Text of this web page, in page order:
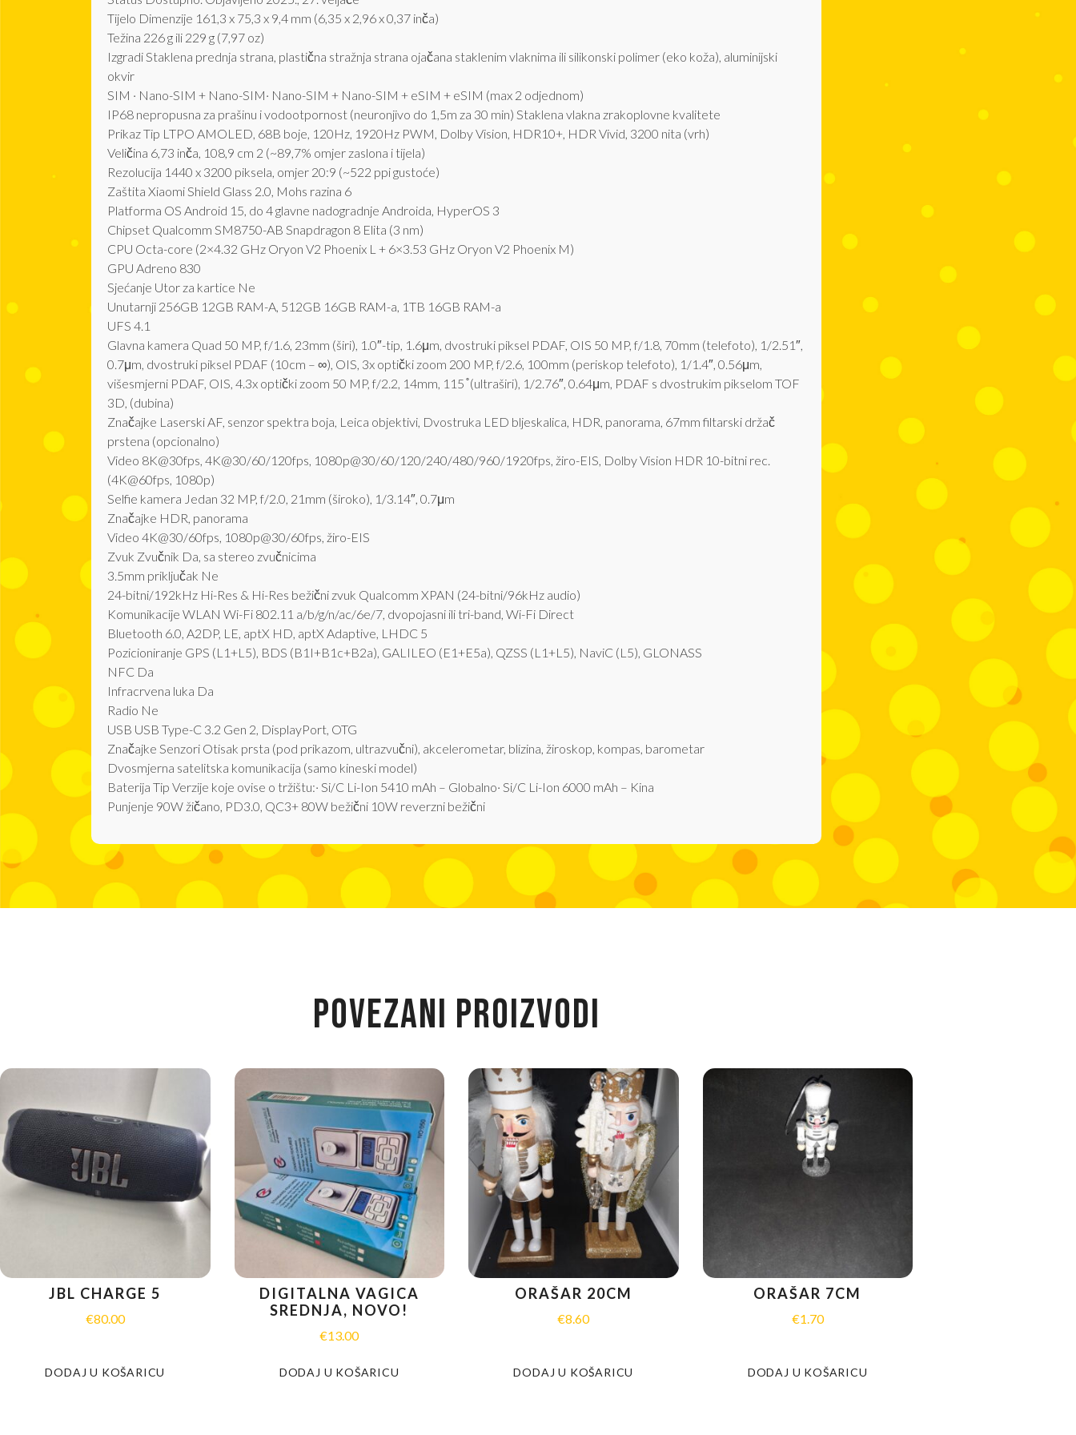
Tijelo Dimenzije 161,3 x 75,3 x 9,4 mm (6,35 x 2,96 x 0,37 inča)
Težina 226 g ili 229 g (7,97 oz)
Izgradi Staklena prednja strana, plastična stražnja strana ojačana staklenim vlaknima ili silikonski polimer (eko koža), aluminijski
okvir
SIM · Nano-SIM + Nano-SIM· Nano-SIM + Nano-SIM + eSIM + eSIM (max 2 odjednom)
IP68 nepropusna za prašinu i vodootpornost (neuronjivo do 1,5m za 30 min) Staklena vlakna zrakoplovne kvalitete
Prikaz Tip LTPO AMOLED, 68B boje, 120Hz, 1920Hz PWM, Dolby Vision, HDR10+, HDR Vivid, 3200 nita (vrh)
Veličina 6,73 inča, 108,9 cm 2 (~89,7% omjer zaslona i tijela)
Rezolucija 1440 x 3200 piksela, omjer 20:9 (~522 ppi gustoće)
Zaštita Xiaomi Shield Glass 2.0, Mohs razina 6
Platforma OS Android 15, do 4 glavne nadogradnje Androida, HyperOS 3
Chipset Qualcomm SM8750-AB Snapdragon 8 Elita (3 nm)
CPU Octa-core (2×4.32 GHz Oryon V2 Phoenix L + 6×3.53 GHz Oryon V2 Phoenix M)
GPU Adreno 830
Sjećanje Utor za kartice Ne
Unutarnji 256GB 12GB RAM-A, 512GB 16GB RAM-a, 1TB 16GB RAM-a
UFS 4.1
Glavna kamera Quad 50 MP, f/1.6, 23mm (širi), 1.0″-tip, 1.6μm, dvostruki piksel PDAF, OIS 50 MP, f/1.8, 70mm (telefoto), 1/2.51″,
0.7μm, dvostruki piksel PDAF (10cm – ∞), OIS, 3x optički zoom 200 MP, f/2.6, 100mm (periskop telefoto), 1/1.4″, 0.56μm,
višesmjerni PDAF, OIS, 4.3x optički zoom 50 MP, f/2.2, 14mm, 115 ̊ (ultraširi), 1/2.76″, 0.64μm, PDAF s dvostrukim pikselom TOF
3D, (dubina)
Značajke Laserski AF, senzor spektra boja, Leica objektivi, Dvostruka LED bljeskalica, HDR, panorama, 67mm filtarski držač
prstena (opcionalno)
Video 8K@30fps, 4K@30/60/120fps, 1080p@30/60/120/240/480/960/1920fps, žiro-EIS, Dolby Vision HDR 10-bitni rec.
(4K@60fps, 1080p)
Selfie kamera Jedan 32 MP, f/2.0, 21mm (široko), 1/3.14″, 0.7μm
Značajke HDR, panorama
Video 4K@30/60fps, 1080p@30/60fps, žiro-EIS
Zvuk Zvučnik Da, sa stereo zvučnicima
3.5mm priključak Ne
24-bitni/192kHz Hi-Res & Hi-Res bežični zvuk Qualcomm XPAN (24-bitni/96kHz audio)
Komunikacije WLAN Wi-Fi 802.11 a/b/g/n/ac/6e/7, dvopojasni ili tri-band, Wi-Fi Direct
Bluetooth 6.0, A2DP, LE, aptX HD, aptX Adaptive, LHDC 5
Pozicioniranje GPS (L1+L5), BDS (B1I+B1c+B2a), GALILEO (E1+E5a), QZSS (L1+L5), NaviC (L5), GLONASS
NFC Da
Infracrvena luka Da
Radio Ne
USB USB Type-C 3.2 Gen 2, DisplayPort, OTG
Značajke Senzori Otisak prsta (pod prikazom, ultrazvučni), akcelerometar, blizina, žiroskop, kompas, barometar
Dvosmjerna satelitska komunikacija (samo kineski model)
Baterija Tip Verzije koje ovise o tržištu:· Si/C Li-Ion 5410 mAh – Globalno· Si/C Li-Ion 6000 mAh – Kina
Punjenje 90W žičano, PD3.0, QC3+ 80W bežični 10W reverzni bežični
POVEZANI PROIZVODI
JBL CHARGE 5
€80.00
DODAJ U KOŠARICU
DIGITALNA VAGICA
SREDNJA, NOVO!
€13.00
DODAJ U KOŠARICU
ORAŠAR 20CM
€8.60
DODAJ U KOŠARICU
ORAŠAR 7CM
€1.70
DODAJ U KOŠARICU